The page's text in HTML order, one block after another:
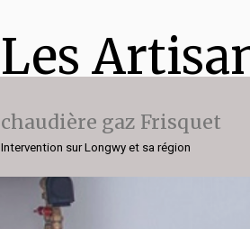
Les
chaudière gaz Frisquet
Intervention sur Longwy et sa région